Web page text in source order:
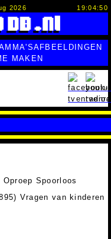
2026 19:04:51
AFBEELDINGEN
MAKEN
Oproep Spoorloos
Vragen van kinderen